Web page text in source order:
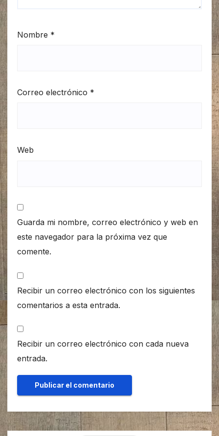
Nombre *
Correo electrónico *
Web
Guarda mi nombre, correo electrónico y web en
este navegador para la próxima vez que
comente.
Recibir un correo electrónico con los siguientes
comentarios a esta entrada.
Recibir un correo electrónico con cada nueva
entrada.